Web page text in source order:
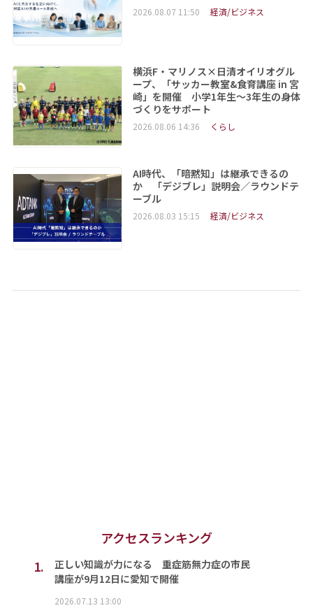
2026.08.07 11:50 経済/ビジネス
横浜F・マリノス×日清オイリオグル
ープ、「サッカー教室&食育講座 in 宮
崎」を開催 小学1年生～3年生の身体
づくりをサポート
2026.08.06 14:36 くらし
AI時代、「暗黙知」は継承できるの
か 「デジブレ」説明会／ラウンドテ
ーブル
2026.08.03 15:15 経済/ビジネス
アクセスランキング
1.
正しい知識が力になる 重症筋無力症の市民
講座が9月12日に愛知で開催
2026.07.13 13:00